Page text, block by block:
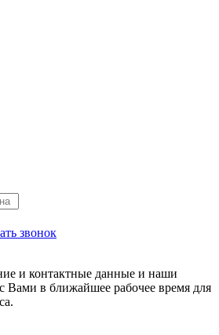
звонок
и контактные данные и наши
Вами в ближайшее рабочее время для